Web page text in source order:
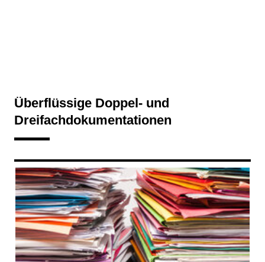
Überflüssige Doppel‑ und
Dreifachdokumentationen
169